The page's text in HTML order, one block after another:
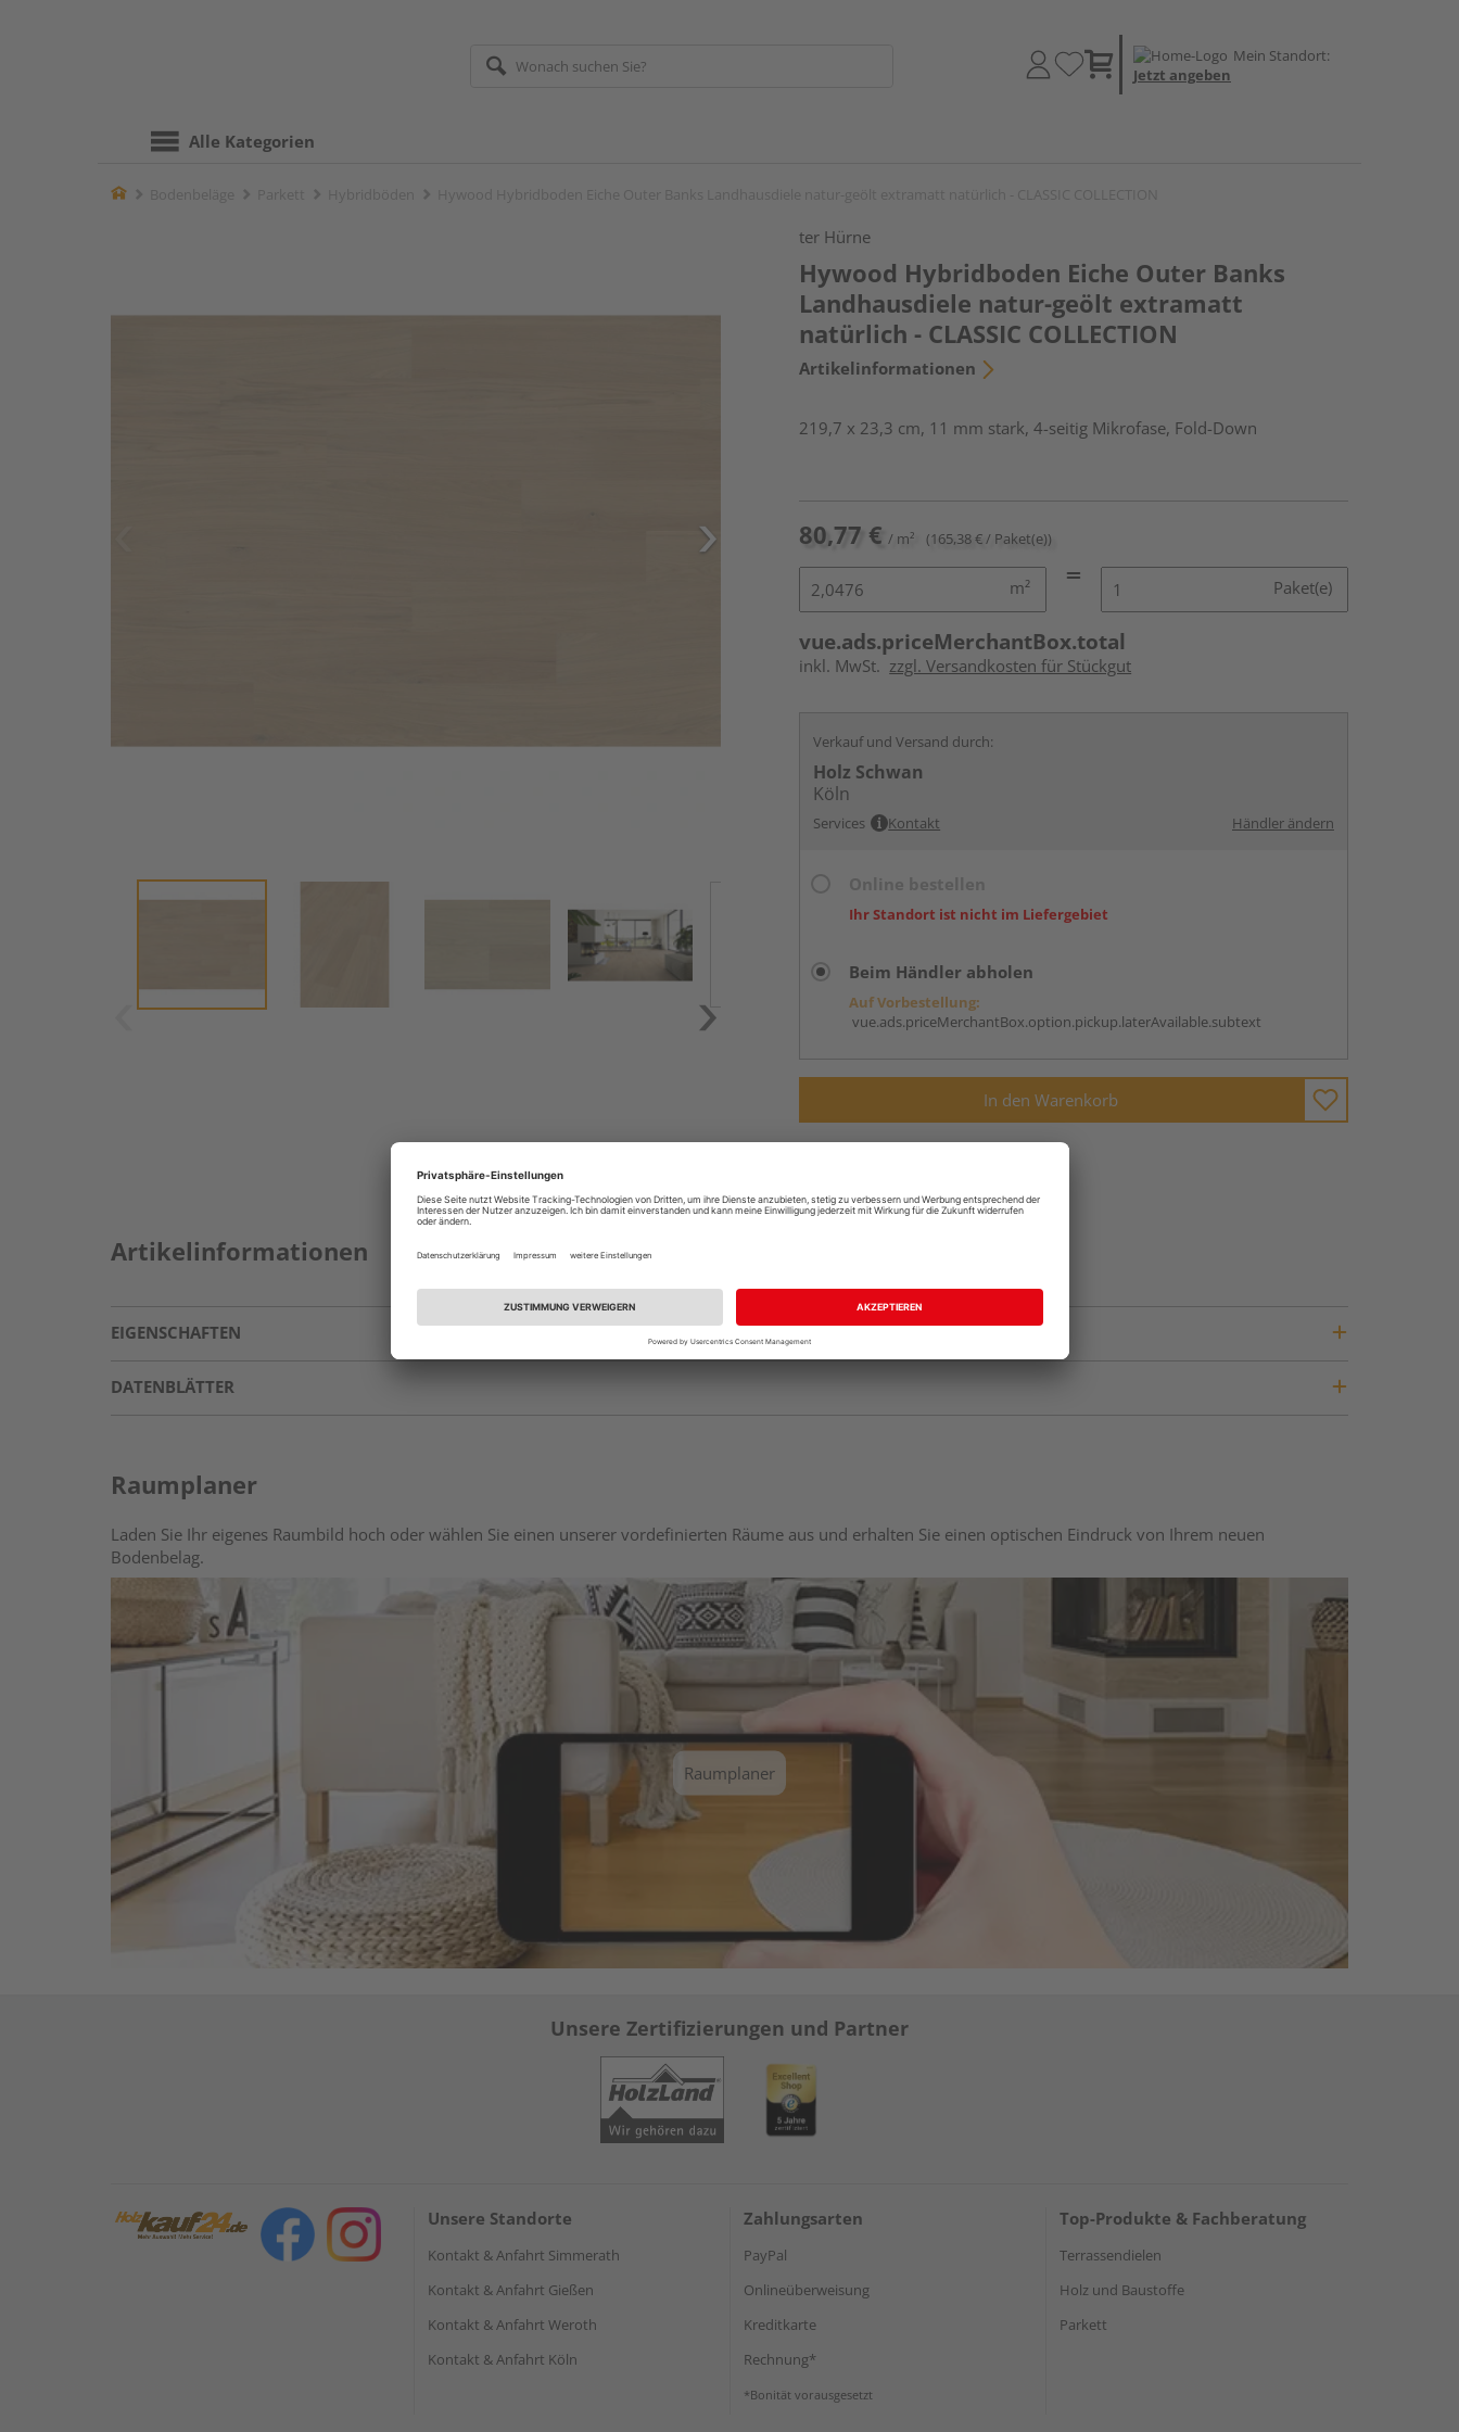
Mein Standort:
Jetzt angeben
Alle Kategorien
Home
ter Hürne
Hywood Hybridboden Eiche Outer Banks
Landhausdiele natur-geölt extramatt
natürlich - CLASSIC COLLECTION
Artikelinformationen
219,7 x 23,3 cm, 11 mm stark, 4-seitig Mikrofase, Fold-Down
80,77 € / m² (165,38 € / Paket(e))
m² Paket(e)
vue.ads.priceMerchantBox.total
inkl. MwSt. zzgl. Versandkosten für Stückgut
Verkauf und Versand durch:
Holz Schwan
Köln
Services Kontakt Händler ändern
Ihr Standort ist nicht im Liefergebiet
Beim Händler abholen
Auf Vorbestellung:
vue.ads.priceMerchantBox.option.pickup.laterAvailable.subtext
In den Warenkorb
Artikelinformationen
EIGENSCHAFTEN
DATENBLÄTTER
Raumplaner
Laden Sie Ihr eigenes Raumbild hoch oder wählen Sie einen unserer vordefinierten Räume aus und erhalten Sie einen optischen Eindruck von Ihrem neuen
Bodenbelag.
Raumplaner
Unsere Zertifizierungen und Partner
Unsere Standorte
Kontakt & Anfahrt Simmerath
Kontakt & Anfahrt Gießen
Kontakt & Anfahrt Weroth
Kontakt & Anfahrt Köln
Zahlungsarten
PayPal
Onlineüberweisung
Kreditkarte
Rechnung*
*Bonität vorausgesetzt
Top-Produkte & Fachberatung
Terrassendielen
Holz und Baustoffe
Parkett